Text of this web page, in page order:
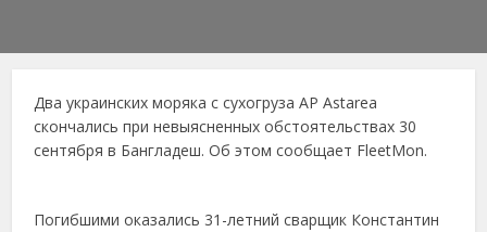
Два украинских моряка с сухогруза AP Astarea
скончались при невыясненных обстоятельствах 30
сентября в Бангладеш. Об этом сообщает FleetMon.
Погибшими оказались 31-летний сварщик Константин